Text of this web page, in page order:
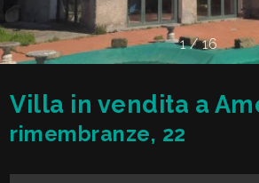
1 / 16
Villa in vendita a
rimembranze, 22
VALE
LA
CASA?
DIVENTA
Provincia
Comune